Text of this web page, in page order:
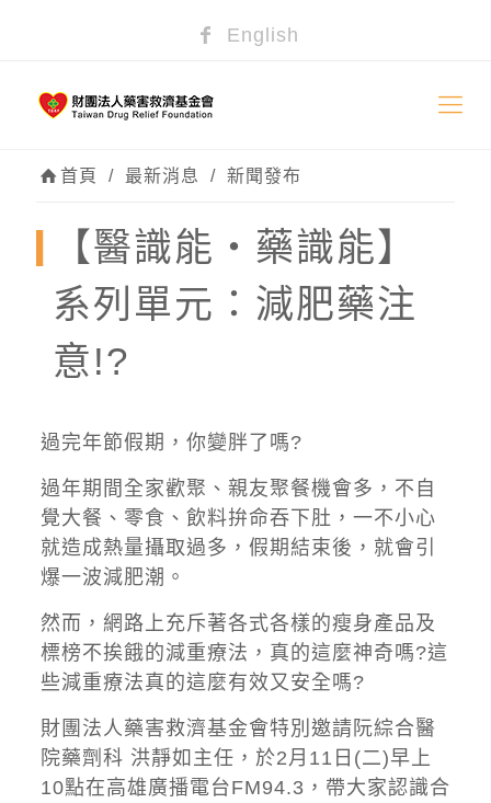
English
首頁 / 最新消息 / 新聞發布
【醫識能‧藥識能】
系列單元：減肥藥注
意!?
過完年節假期，你變胖了嗎?
過年期間全家歡聚、親友聚餐機會多，不自
覺大餐、零食、 飲料拚命吞下肚，一不小心
就造成熱量攝取過多 ， 假期結束後，就會引
爆一波減肥潮。
然而，網路上充斥著各式各樣的瘦身產品及
標榜不挨餓的減重療法， 真的這麼神奇嗎?這
些減重療法真的這麼有效又安全嗎?
財團法人藥害救濟基金會特別邀請阮綜合醫
院藥劑科 洪靜如主任 ， 於2月11日(二)早上
10點在高雄廣播電台FM94.3， 帶大家認識合